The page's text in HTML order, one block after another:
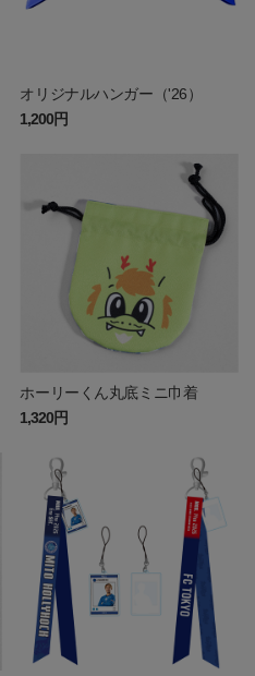
オリジナルハンガー（'26）
1,200円
ホーリーくん丸底ミニ巾着
1,320円